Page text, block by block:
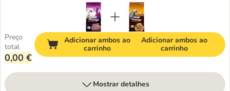
Preço
total
0,00 €
Adicionar ambos ao
carrinho
Adicionar ambos ao
carrinho
Mostrar detalhes